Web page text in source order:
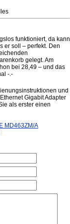
funktioniert, da kann
er soll – perfekt. Den
gelegt. Am
bei 28,49 – und das
-.-
und
Gigabit Adapter
als erster einen
MD463ZM/A